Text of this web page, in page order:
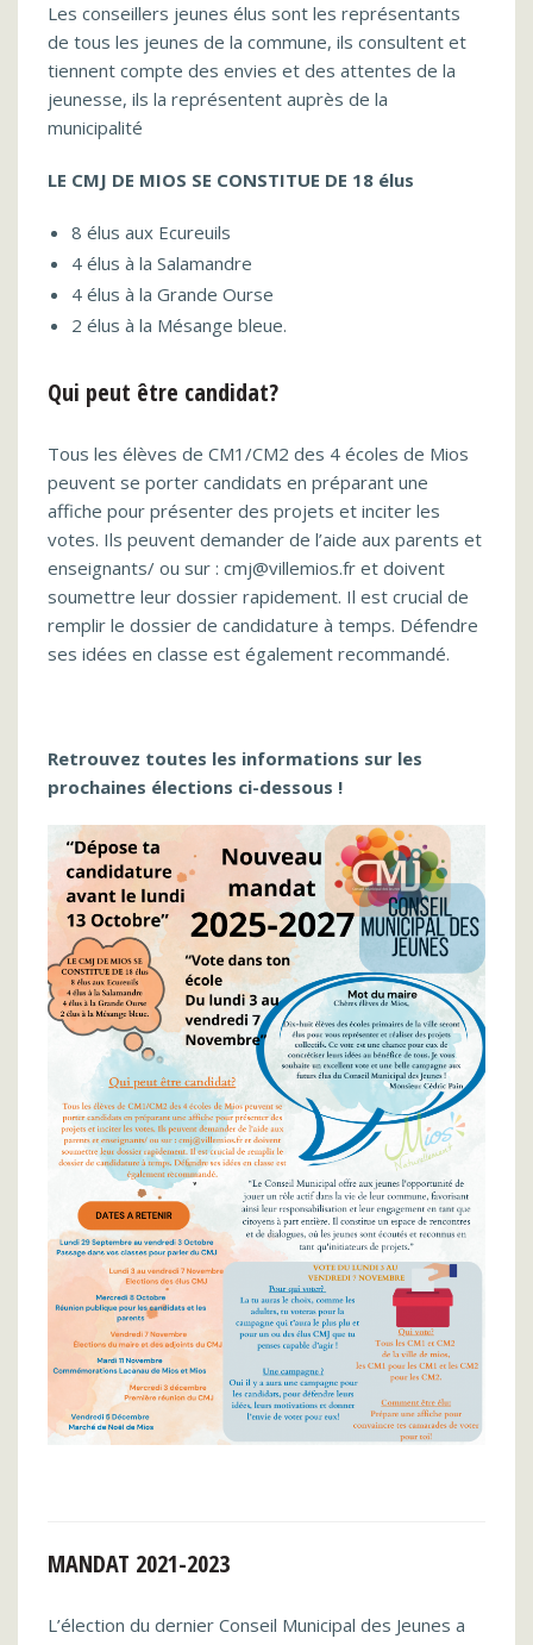
Les conseillers jeunes élus sont les représentants
de tous les jeunes de la commune, ils consultent et
tiennent compte des envies et des attentes de la
jeunesse, ils la représentent auprès de la
municipalité
LE CMJ DE MIOS SE CONSTITUE DE 18 élus
8 élus aux Ecureuils
4 élus à la Salamandre
4 élus à la Grande Ourse
2 élus à la Mésange bleue.
Qui peut être candidat?
Tous les élèves de CM1/CM2 des 4 écoles de Mios
peuvent se porter candidats en préparant une
affiche pour présenter des projets et inciter les
votes. Ils peuvent demander de l’aide aux parents et
enseignants/ ou sur : cmj@villemios.fr et doivent
soumettre leur dossier rapidement. Il est crucial de
remplir le dossier de candidature à temps. Défendre
ses idées en classe est également recommandé.
Retrouvez toutes les informations sur les
prochaines élections ci-dessous !
MANDAT 2021-2023
L’élection du dernier Conseil Municipal des Jeunes a